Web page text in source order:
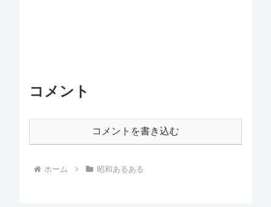
コメント
コメントを書き込む
ホーム 昭和あるある